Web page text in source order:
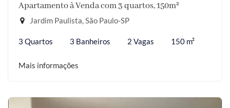
Apartamento à Venda com 3 quartos, 150m²
Jardim Paulista, São Paulo-SP
3 Quartos 3 Banheiros 2 Vagas 150 m²
Mais informações